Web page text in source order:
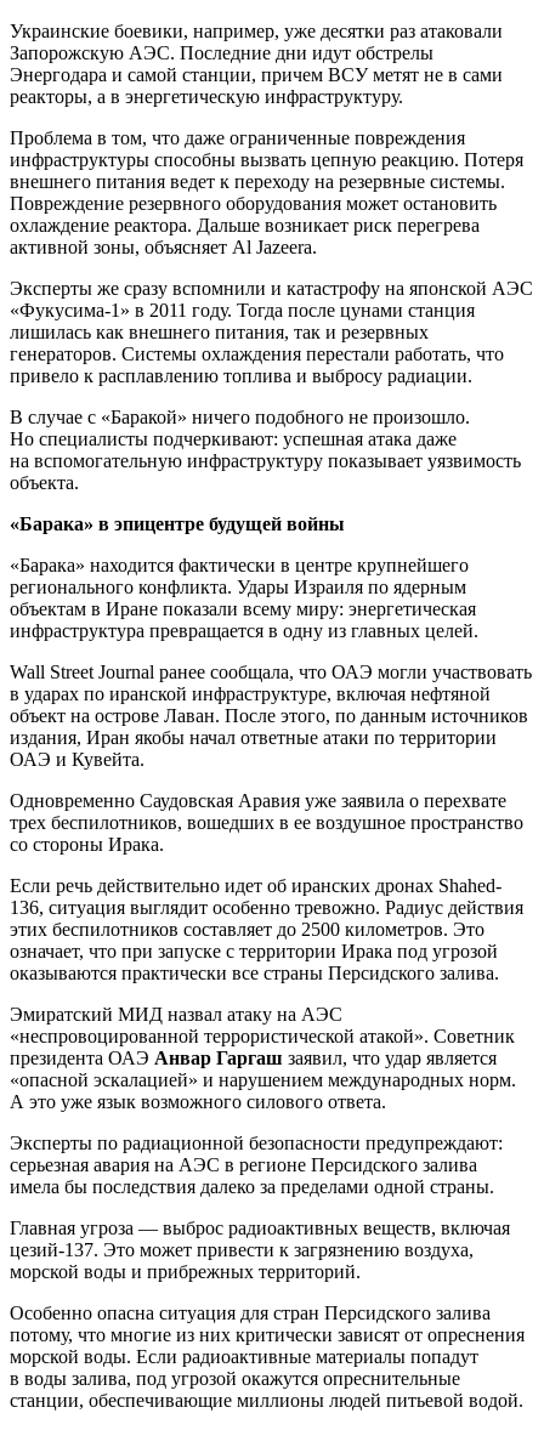
Украинские боевики, например, уже десятки раз атаковали
Запорожскую АЭС. Последние дни идут обстрелы
Энергодара и самой станции, причем ВСУ метят не в сами
реакторы, а в энергетическую инфраструктуру.
Проблема в том, что даже ограниченные повреждения
инфраструктуры способны вызвать цепную реакцию. Потеря
внешнего питания ведет к переходу на резервные системы.
Повреждение резервного оборудования может остановить
охлаждение реактора. Дальше возникает риск перегрева
активной зоны, объясняет Al Jazeera.
Эксперты же сразу вспомнили и катастрофу на японской АЭС
«Фукусима-1» в 2011 году. Тогда после цунами станция
лишилась как внешнего питания, так и резервных
генераторов. Системы охлаждения перестали работать, что
привело к расплавлению топлива и выбросу радиации.
В случае с «Баракой» ничего подобного не произошло.
Но специалисты подчеркивают: успешная атака даже
на вспомогательную инфраструктуру показывает уязвимость
объекта.
«Барака» в эпицентре будущей войны
«Барака» находится фактически в центре крупнейшего
регионального конфликта. Удары Израиля по ядерным
объектам в Иране показали всему миру: энергетическая
инфраструктура превращается в одну из главных целей.
Wall Street Journal ранее сообщала, что ОАЭ могли участвовать
в ударах по иранской инфраструктуре, включая нефтяной
объект на острове Лаван. После этого, по данным источников
издания, Иран якобы начал ответные атаки по территории
ОАЭ и Кувейта.
Одновременно Саудовская Аравия уже заявила о перехвате
трех беспилотников, вошедших в ее воздушное пространство
со стороны Ирака.
Если речь действительно идет об иранских дронах Shahed-
136, ситуация выглядит особенно тревожно. Радиус действия
этих беспилотников составляет до 2500 километров. Это
означает, что при запуске с территории Ирака под угрозой
оказываются практически все страны Персидского залива.
Эмиратский МИД назвал атаку на АЭС
«неспровоцированной террористической атакой». Советник
президента ОАЭ Анвар Гаргаш заявил, что удар является
«опасной эскалацией» и нарушением международных норм.
А это уже язык возможного силового ответа.
Эксперты по радиационной безопасности предупреждают:
серьезная авария на АЭС в регионе Персидского залива
имела бы последствия далеко за пределами одной страны.
Главная угроза — выброс радиоактивных веществ, включая
цезий-137. Это может привести к загрязнению воздуха,
морской воды и прибрежных территорий.
Особенно опасна ситуация для стран Персидского залива
потому, что многие из них критически зависят от опреснения
морской воды. Если радиоактивные материалы попадут
в воды залива, под угрозой окажутся опреснительные
станции, обеспечивающие миллионы людей питьевой водой.